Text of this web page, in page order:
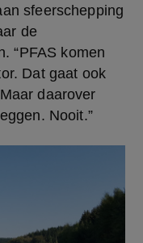
sfeerschepping
de
“PFAS komen
Dat gaat ook
daarover
Nooit.”